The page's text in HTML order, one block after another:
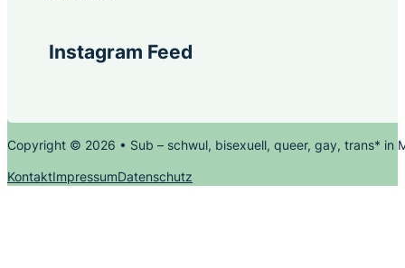
Instagram Feed
Copyright © 2026 • Sub – schwul, bisexuell, queer, gay, trans* in
KontaktImpressumDatenschutz